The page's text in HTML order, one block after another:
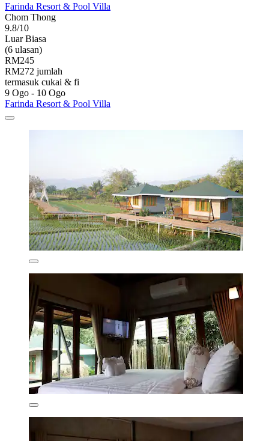
Farinda Resort & Pool Villa
Chom Thong
9.8/10
Luar Biasa
(6 ulasan)
RM245
RM272 jumlah
termasuk cukai & fi
9 Ogo - 10 Ogo
Farinda Resort & Pool Villa